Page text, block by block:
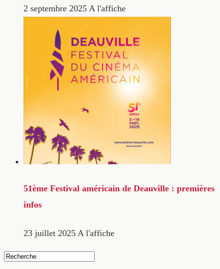
2 septembre 2025 A l'affiche
51ème Festival américain de Deauville : premières
infos
23 juillet 2025 A l'affiche